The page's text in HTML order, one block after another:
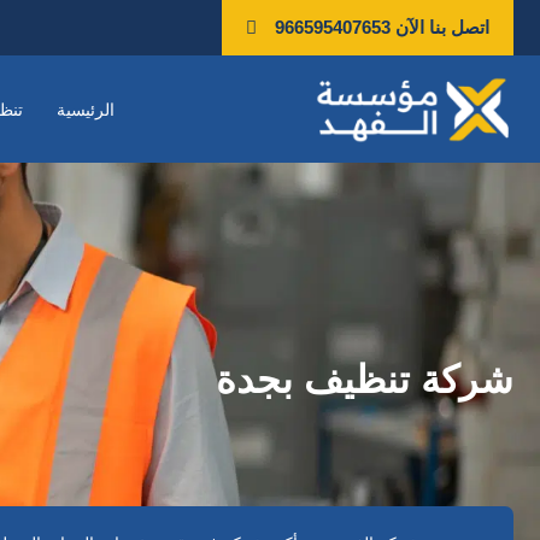
المحتوى
اتصل بنا الآن 966595407653
الرئيسية
شركة تنظيف بجدة